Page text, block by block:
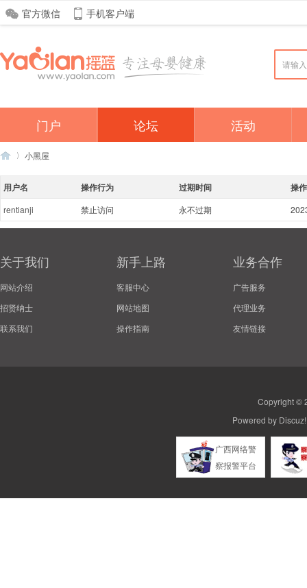
官方微信 手机客户端
门户 论坛 活动
亲 ›
小黑屋
用户名 操作行为 过期时间 操
rentianji 禁止访问 永不过期
关于我们
网站介绍
招贤纳士
联系我们
新手上路
客服中心
网站地图
操作指南
业务合作
广告服务
代理业务
友情链接
Copyright ©
Powered by Discuz!
广西网络警
察报警平台